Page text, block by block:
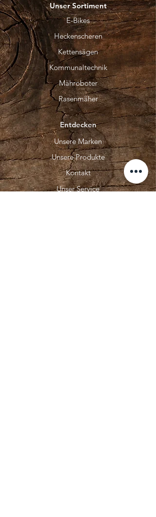
Unser Sortiment
E-Bikes
Heckenscheren
Kettensägen
Kommunaltechnik
Mähroboter
Rasenmäher
Entdecken
Unsere Marken
Unsere Produkte
Kontakt
Unser Service